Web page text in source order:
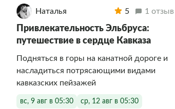
Наталья 5 1 отзыв
Привлекательность Эльбруса:
путешествие в сердце Кавказа
Подняться в горы на канатной дороге и
насладиться потрясающими видами
кавказских пейзажей
вс, 9 авг в 05:30 ср, 12 авг в 05:30